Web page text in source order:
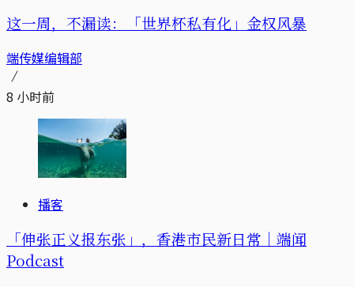
这一周，不漏读：「世界杯私有化」金权风暴
端传媒编辑部
8 小时前
播客
「伸张正义报东张」，香港市民新日常｜端闻
Podcast